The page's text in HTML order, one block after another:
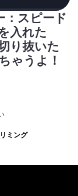
：スピード
入れた
り抜いた
ゃうよ！